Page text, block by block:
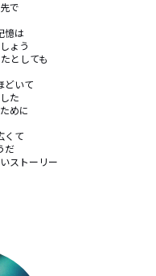
で
憶は
ょう
としても
どいて
た
めに
くて
だ
ストーリー